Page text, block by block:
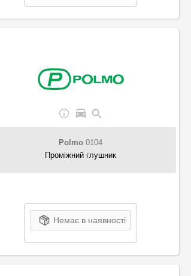
Polmo 0104
Проміжний глушник
Немає в наявності